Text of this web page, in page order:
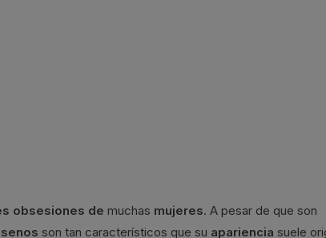
obsesiones de muchas mujeres. A pesar de que son
senos son tan característicos que su apariencia suele